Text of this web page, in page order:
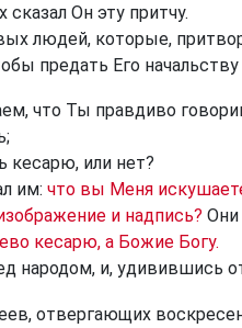
сказал Он эту притчу.
людей, которые,
предать Его начальству
что Ты правдиво
кесарю, или нет?
им: что вы Меня
и надпись? Они
кесарю, а Божие Богу.
народом, и, удивившись
отвергающих